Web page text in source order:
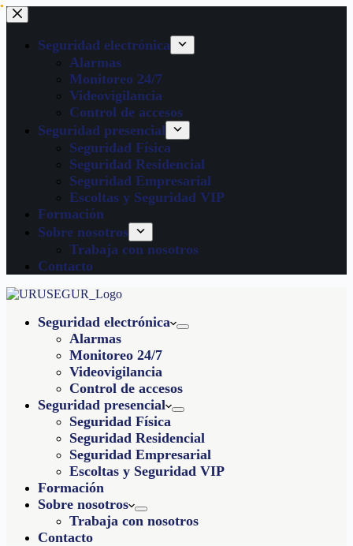
Seguridad electrónica
Alarmas
Monitoreo 24/7
Videovigilancia
Control de accesos
Seguridad presencial
Seguridad Física
Seguridad Residencial
Seguridad Empresarial
Escoltas y Seguridad VIP
Formación
Sobre nosotros
Trabaja con nosotros
Contacto
Seguridad electrónica
Alarmas
Monitoreo 24/7
Videovigilancia
Control de accesos
Seguridad presencial
Seguridad Física
Seguridad Residencial
Seguridad Empresarial
Escoltas y Seguridad VIP
Formación
Sobre nosotros
Trabaja con nosotros
Contacto